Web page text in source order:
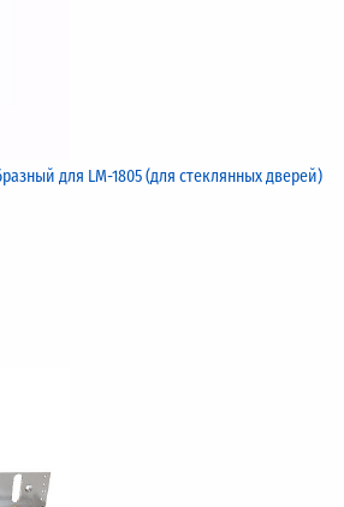
для LM-1805 (для стеклянных дверей)